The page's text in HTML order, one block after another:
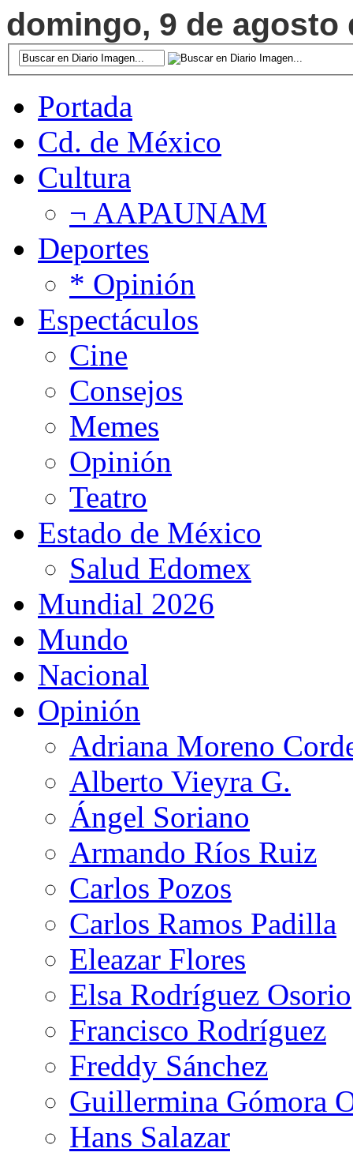
domingo, 9 de agosto
Portada
Cd. de México
Cultura
¬ AAPAUNAM
Deportes
* Opinión
Espectáculos
Cine
Consejos
Memes
Opinión
Teatro
Estado de México
Salud Edomex
Mundial 2026
Mundo
Nacional
Opinión
Adriana Moreno
Alberto Vieyra G.
Ángel Soriano
Armando Ríos Ruiz
Carlos Pozos
Carlos Ramos Padilla
Eleazar Flores
Elsa Rodríguez Osorio
Francisco Rodríguez
Freddy Sánchez
Guillermina Gómora
Hans Salazar